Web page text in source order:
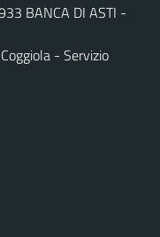
BANCA DI ASTI -
- Servizio